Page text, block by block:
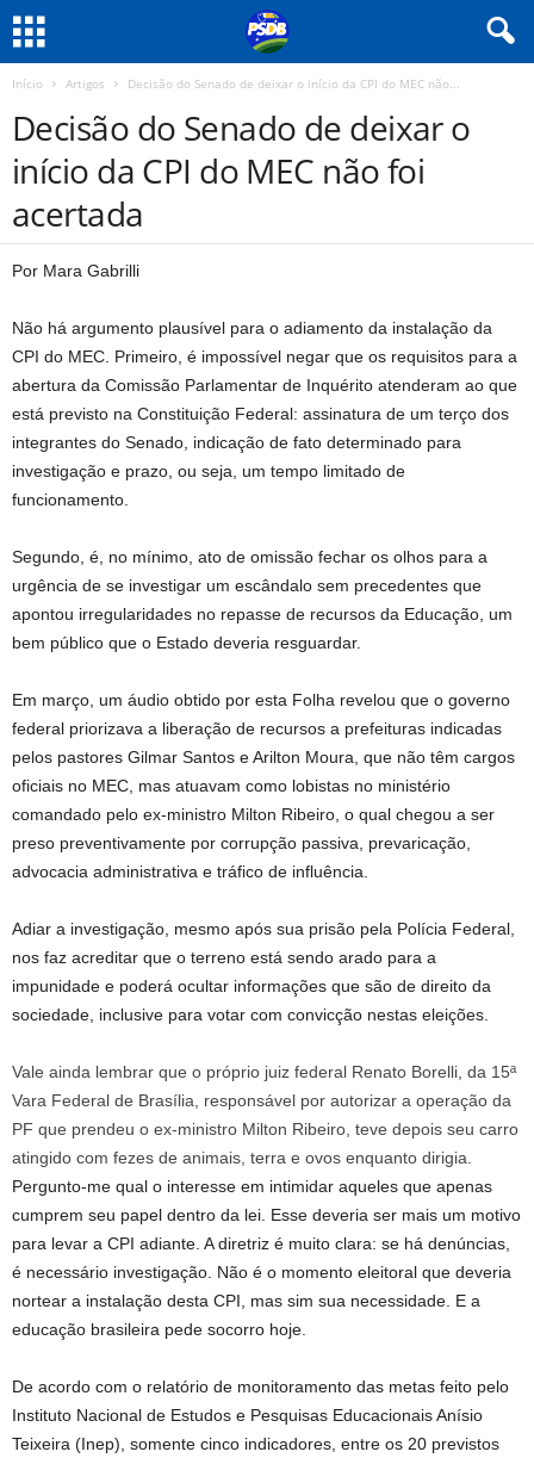
Início Artigos Decisão do Senado de deixar o início da CPI do MEC não...
Decisão do Senado de deixar o
início da CPI do MEC não foi
acertada
Por Mara Gabrilli
Não há argumento plausível para o adiamento da instalação da
CPI do MEC. Primeiro, é impossível negar que os requisitos para a
abertura da Comissão Parlamentar de Inquérito atenderam ao que
está previsto na Constituição Federal: assinatura de um terço dos
integrantes do Senado, indicação de fato determinado para
investigação e prazo, ou seja, um tempo limitado de
funcionamento.
Segundo, é, no mínimo, ato de omissão fechar os olhos para a
urgência de se investigar um escândalo sem precedentes que
apontou irregularidades no repasse de recursos da Educação, um
bem público que o Estado deveria resguardar.
Em março, um áudio obtido por esta Folha revelou que o governo
federal priorizava a liberação de recursos a prefeituras indicadas
pelos pastores Gilmar Santos e Arilton Moura, que não têm cargos
oficiais no MEC, mas atuavam como lobistas no ministério
comandado pelo ex-ministro Milton Ribeiro, o qual chegou a ser
preso preventivamente por corrupção passiva, prevaricação,
advocacia administrativa e tráfico de influência.
Adiar a investigação, mesmo após sua prisão pela Polícia Federal,
nos faz acreditar que o terreno está sendo arado para a
impunidade e poderá ocultar informações que são de direito da
sociedade, inclusive para votar com convicção nestas eleições.
Vale ainda lembrar que o próprio juiz federal Renato Borelli, da 15ª
Vara Federal de Brasília, responsável por autorizar a operação da
PF que prendeu o ex-ministro Milton Ribeiro, teve depois seu carro
atingido com fezes de animais, terra e ovos enquanto dirigia.
Pergunto-me qual o interesse em intimidar aqueles que apenas
cumprem seu papel dentro da lei. Esse deveria ser mais um motivo
para levar a CPI adiante. A diretriz é muito clara: se há denúncias,
é necessário investigação. Não é o momento eleitoral que deveria
nortear a instalação desta CPI, mas sim sua necessidade. E a
educação brasileira pede socorro hoje.
De acordo com o relatório de monitoramento das metas feito pelo
Instituto Nacional de Estudos e Pesquisas Educacionais Anísio
Teixeira (Inep), somente cinco indicadores, entre os 20 previstos